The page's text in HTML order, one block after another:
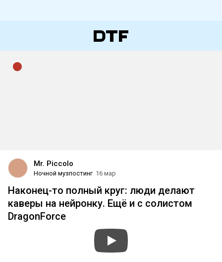
Mr. Piccolo
Ночной музпостинг 16 мар
Наконец-то полный круг: люди делают
каверы на нейронку. Ещё и с солистом
DragonForce